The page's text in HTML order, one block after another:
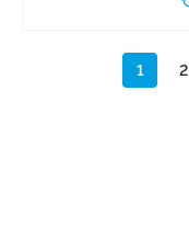
1 2